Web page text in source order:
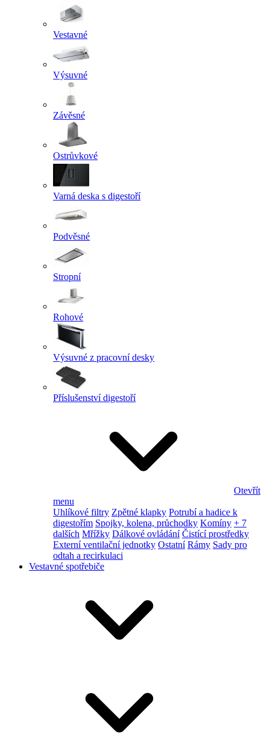
Vestavné
Výsuvné
Závěsné
Ostrůvkové
Varná deska s digestoří
Podvěsné
Stropní
Rohové
Výsuvné z pracovní desky
Příslušenství digestoří
Otevřít
menu
Uhlíkové filtry Zpětné klapky Potrubí a hadice k
digestořím Spojky, kolena, průchodky Komíny + 7
dalších Mřížky Dálkové ovládání Čistící prostředky
Externí ventilační jednotky Ostatní Rámy Sady pro
odtah a recirkulaci
Vestavné spotřebiče